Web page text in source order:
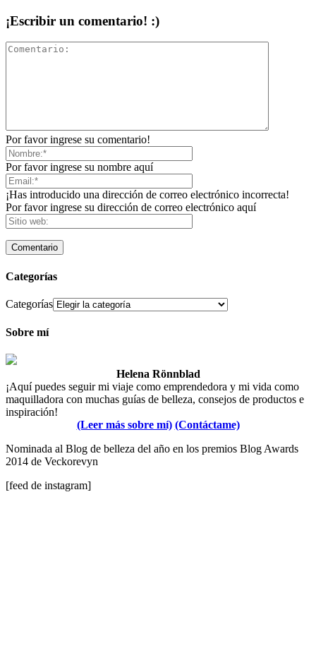
¡Escribir un comentario! :)
Por favor ingrese su comentario!
Por favor ingrese su nombre aquí
¡Has introducido una dirección de correo electrónico incorrecta!
Por favor ingrese su dirección de correo electrónico aquí
Categorías
Categorías
Sobre mí
Helena Rönnblad
¡Aquí puedes seguir mi viaje como emprendedora y mi vida como
maquilladora con muchas guías de belleza, consejos de productos e
inspiración!
(Leer más sobre mí) (Contáctame)
Nominada al Blog de belleza del año en los premios Blog Awards
2014 de Veckorevyn
[feed de instagram]